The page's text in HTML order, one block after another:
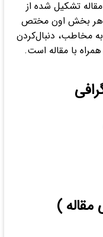
تشکیل شده از
هر بخش اون مختص
مخاطب، دنبال‌کردن
با مقاله است.
مقاله )